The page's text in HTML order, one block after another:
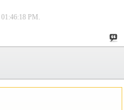
01:46:18 PM